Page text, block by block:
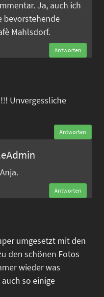
Ja, auch ich
bevorstehende
Mahlsdorf.
Antworten
Unvergessliche
Antworten
Antworten
umgesetzt mit den
den schönen Fotos
wieder was
so einige